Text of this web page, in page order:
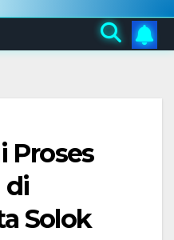
Proses
di
Solok